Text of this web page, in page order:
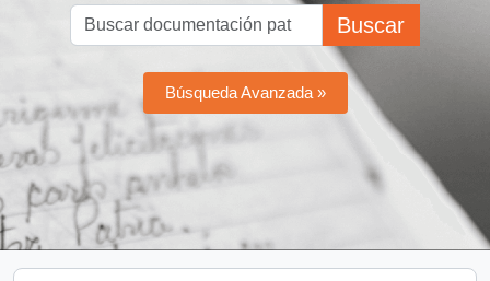
Buscar
Búsqueda Avanzada »